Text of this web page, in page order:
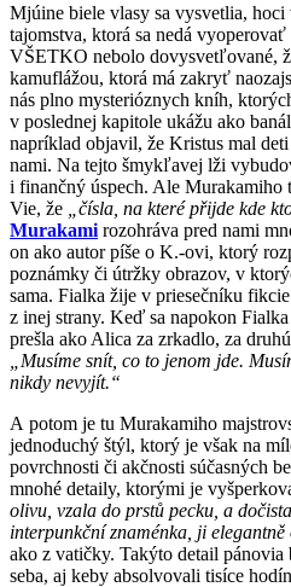
Mjúine biele vlasy sa vysvetlia,
tajomstva, ktorá sa nedá
VŠETKO nebolo dovysvetľované,
kamuflážou, ktorá má zakryť
nás plno mysterióznych kníh,
v poslednej kapitole ukážu ako
napríklad objavil, že Kristus mal
nami. Na tejto šmykľavej lži
i finančný úspech. Ale Murakamiho
Vie, že
„čísla, na které přijde kde
Murakami rozohráva pred nami
on ako autor píše o K.-ovi, ktorý
poznámky či útržky obrazov, v
sama. Fialka žije v priesečníku
z inej strany. Keď sa napokon
prešla ako Alica za zrkadlo, za
„Musíme snít, co to jenom jde.
nikdy nevyjít.“
A potom je tu Murakamiho
jednoduchý štýl, ktorý je však na
povrchnosti či akčnosti súčasných
mnohé detaily, ktorými je
olivu, vzala do prstů pecku, a
interpunkční znaménka, ji
ako z vatičky. Takýto detail
seba, aj keby absolvovali tisíce